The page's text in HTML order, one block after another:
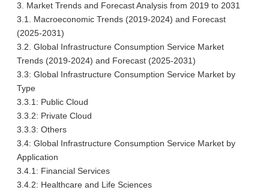
3. Market Trends and Forecast Analysis from 2019 to 2031
3.1. Macroeconomic Trends (2019-2024) and Forecast
(2025-2031)
3.2. Global Infrastructure Consumption Service Market
Trends (2019-2024) and Forecast (2025-2031)
3.3: Global Infrastructure Consumption Service Market by
Type
3.3.1: Public Cloud
3.3.2: Private Cloud
3.3.3: Others
3.4: Global Infrastructure Consumption Service Market by
Application
3.4.1: Financial Services
3.4.2: Healthcare and Life Sciences